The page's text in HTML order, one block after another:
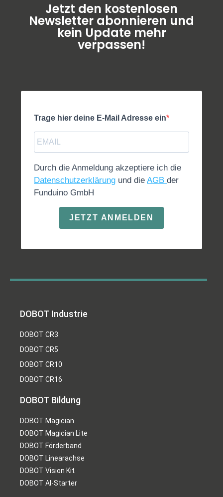
Jetzt den kostenlosen
Newsletter abonnieren und
kein Update mehr
verpassen!
Trage hier deine E-Mail Adresse ein
Durch die Anmeldung akzeptiere ich die
Datenschutzerklärung und die AGB der
Funduino GmbH
JETZT ANMELDEN
DOBOT Industrie
DOBOT CR3
DOBOT CR5
DOBOT CR10
DOBOT CR16
DOBOT Bildung
DOBOT Magician
DOBOT Magician Lite
DOBOT Förderband
DOBOT Linearachse
DOBOT Vision Kit
DOBOT AI-Starter